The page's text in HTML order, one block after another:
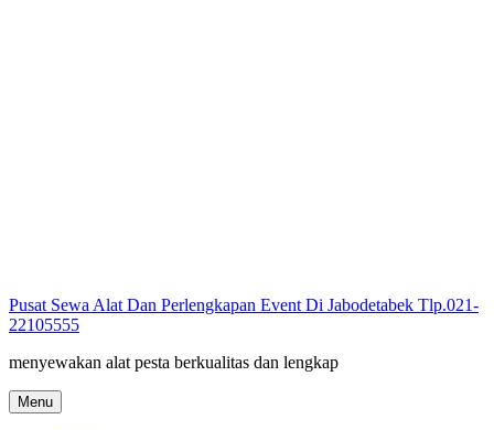
Pusat Sewa Alat Dan Perlengkapan Event Di Jabodetabek Tlp.021-
22105555
menyewakan alat pesta berkualitas dan lengkap
Menu